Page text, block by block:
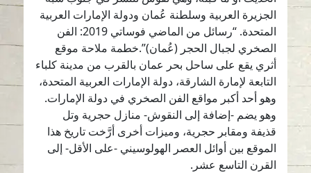
الجزيرة العربية وسلطنة عُمان ودولة الإمارات العربية
المتحدة. “رسائل من الماضي فوساتي 2019: الفن
الصخري لجبال الحجر (عُمان)”.خطمة ملاحة موقع
أثري يقع على ساحل بحر عمان بالقرب من مدينة كلباء
التابعة لإمارة الشارقة، دولة الإمارات العربية المتحدة،
وهو أحد أكبر مواقع الفن الصخري في دولة الإمارات.
وهو يضم -إضافة إلى النقوش- منازل حجرية وتل
قذيفة ومقابر حجرية، وميزات أخرى أرَّخت تاريخ هذا
الموقع بين أوائل العصر الهولوسيني -على الأقل- إلى
القرن التاسع عشر.